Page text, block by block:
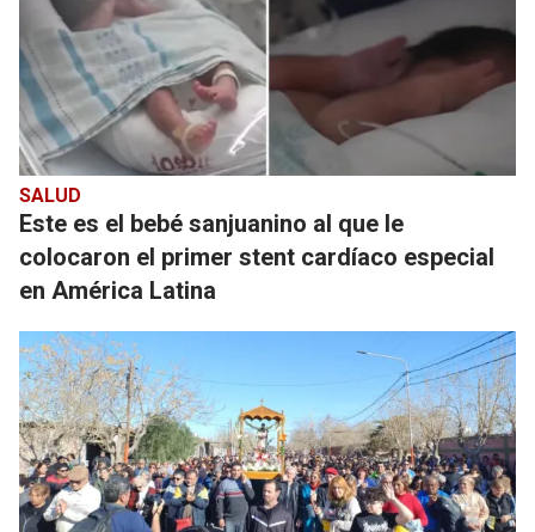
SALUD
Este es el bebé sanjuanino al que le
colocaron el primer stent cardíaco especial
en América Latina